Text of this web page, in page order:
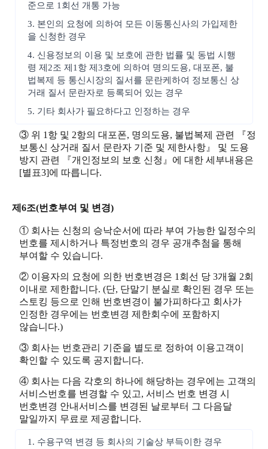
준으로 1회선 개통 가능
3. 본인의 요청에 의하여 모든 이동통신사의 가입제한
을 신청한 경우
4. 신용정보의 이용 및 보호에 관한 법률 및 동법 시행
령 제2조 제1항 제3호에 의하여 명의도용, 대포폰, 불
법복제 등 통신시장의 질서를 문란케하여 정보통신 상
거래 질서 문란자로 등록되어 있는 경우
5. 기타 회사가 필요하다고 인정하는 경우
③ 위 1항 및 2항의 대포폰, 명의도용, 불법복제 관련 『정
보통신 상거래 질서 문란자 기준 및 제한사항』 및 도용
방지 관련 『개인정보의 보호 신청』에 대한 세부내용은
[별표3]에 따릅니다.
제6조(번호부여 및 변경)
① 회사는 신청의 승낙순서에 따라 부여 가능한 일정수의
번호를 제시하거나 특정번호의 경우 공개추첨을 통해
부여할 수 있습니다.
② 이용자의 요청에 의한 번호변경은 1회선 당 3개월 2회
이내로 제한합니다. (단, 단말기 분실로 확인된 경우 또는
스토킹 등으로 인해 번호변경이 불가피하다고 회사가
인정한 경우에는 번호변경 제한회수에 포함하지
않습니다.)
③ 회사는 번호관리 기준을 별도로 정하여 이용고객이
확인할 수 있도록 공지합니다.
④ 회사는 다음 각호의 하나에 해당하는 경우에는 고객의
서비스번호를 변경할 수 있고, 서비스 번호 변경 시
번호변경 안내서비스를 변경된 날로부터 그 다음달
말일까지 무료로 제공합니다.
1. 수용구역 변경 등 회사의 기술상 부득이한 경우